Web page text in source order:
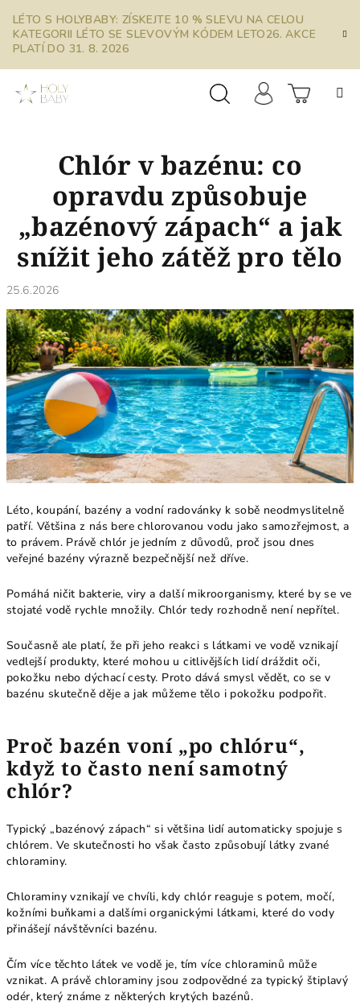
obsah
LÉTO S HOLYBABY: ZÍSKEJTE 10 % SLEVU NA CELOU
KATEGORII LÉTO SE SLEVOVÝM KÓDEM LETO26. AKCE
PLATÍ DO 31. 8. 2026
košík
Chlór v bazénu: co
opravdu způsobuje
„bazénový zápach“ a jak
snížit jeho zátěž pro tělo
25.6.2026
Léto, koupání, bazény a vodní radovánky k sobě neodmyslitelně
patří. Většina z nás bere chlorovanou vodu jako samozřejmost, a
to právem. Právě chlór je jedním z důvodů, proč jsou dnes
veřejné bazény výrazně bezpečnější než dříve.
Pomáhá ničit bakterie, viry a další mikroorganismy, které by se ve
stojaté vodě rychle množily. Chlór tedy rozhodně není nepřítel.
Současně ale platí, že při jeho reakci s látkami ve vodě vznikají
vedlejší produkty, které mohou u citlivějších lidí dráždit oči,
pokožku nebo dýchací cesty. Proto dává smysl vědět, co se v
bazénu skutečně děje a jak můžeme tělo i pokožku podpořit.
Proč bazén voní „po chlóru“,
když to často není samotný
chlór?
Typický „bazénový zápach“ si většina lidí automaticky spojuje s
chlórem. Ve skutečnosti ho však často způsobují látky zvané
chloraminy.
Chloraminy vznikají ve chvíli, kdy chlór reaguje s potem, močí,
kožními buňkami a dalšími organickými látkami, které do vody
přinášejí návštěvníci bazénu.
Čím více těchto látek ve vodě je, tím více chloraminů může
vznikat. A právě chloraminy jsou zodpovědné za typický štiplavý
odér, který známe z některých krytých bazénů.